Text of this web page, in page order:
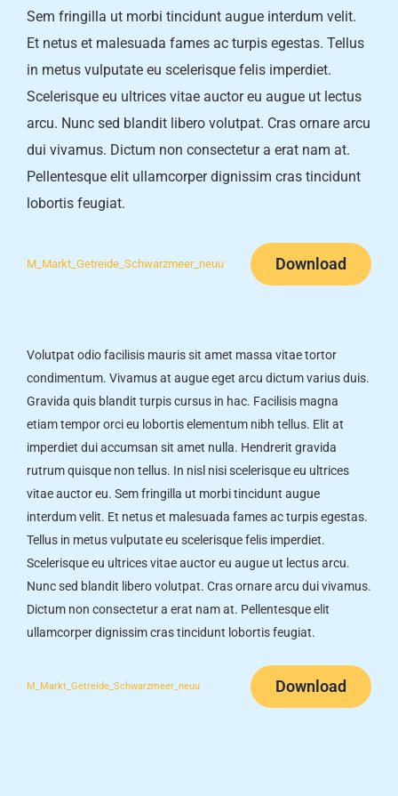
Sem fringilla ut morbi tincidunt augue interdum velit.
Et netus et malesuada fames ac turpis egestas. Tellus
in metus vulputate eu scelerisque felis imperdiet.
Scelerisque eu ultrices vitae auctor eu augue ut lectus
arcu. Nunc sed blandit libero volutpat. Cras ornare arcu
dui vivamus. Dictum non consectetur a erat nam at.
Pellentesque elit ullamcorper dignissim cras tincidunt
lobortis feugiat.
M_Markt_Getreide_Schwarzmeer_neuu Download
Volutpat odio facilisis mauris sit amet massa vitae tortor
condimentum. Vivamus at augue eget arcu dictum varius duis.
Gravida quis blandit turpis cursus in hac. Facilisis magna
etiam tempor orci eu lobortis elementum nibh tellus. Elit at
imperdiet dui accumsan sit amet nulla. Hendrerit gravida
rutrum quisque non tellus. In nisl nisi scelerisque eu ultrices
vitae auctor eu. Sem fringilla ut morbi tincidunt augue
interdum velit. Et netus et malesuada fames ac turpis egestas.
Tellus in metus vulputate eu scelerisque felis imperdiet.
Scelerisque eu ultrices vitae auctor eu augue ut lectus arcu.
Nunc sed blandit libero volutpat. Cras ornare arcu dui vivamus.
Dictum non consectetur a erat nam at. Pellentesque elit
ullamcorper dignissim cras tincidunt lobortis feugiat.
M_Markt_Getreide_Schwarzmeer_neuu Download